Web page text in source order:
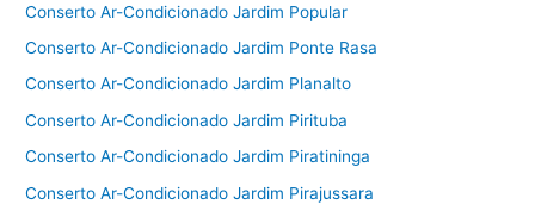
Conserto Ar-Condicionado Jardim Popular
Conserto Ar-Condicionado Jardim Ponte Rasa
Conserto Ar-Condicionado Jardim Planalto
Conserto Ar-Condicionado Jardim Pirituba
Conserto Ar-Condicionado Jardim Piratininga
Conserto Ar-Condicionado Jardim Pirajussara